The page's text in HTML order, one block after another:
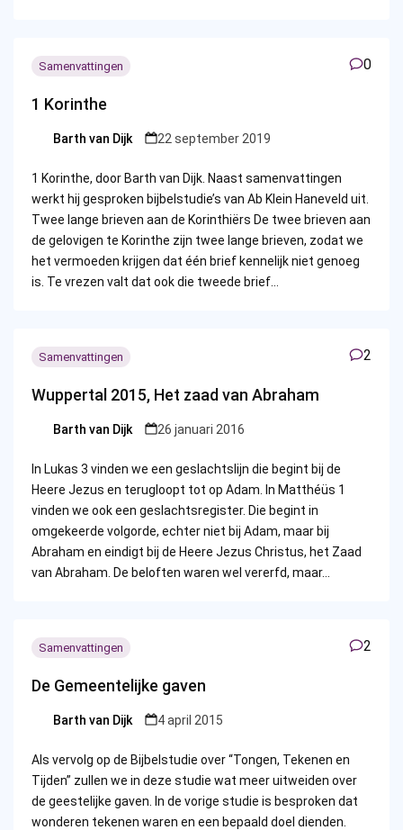
Samenvattingen 0
1 Korinthe
Posted
Barth van Dijk 22 september 2019
1 Korinthe, door Barth van Dijk. Naast samenvattingen
werkt hij gesproken bijbelstudie’s van Ab Klein Haneveld uit.
Twee lange brieven aan de Korinthiërs De twee brieven aan
de gelovigen te Korinthe zijn twee lange brieven, zodat we
het vermoeden krijgen dat één brief kennelijk niet genoeg
is. Te vrezen valt dat ook die tweede brief…
Samenvattingen 2
Wuppertal 2015, Het zaad van Abraham
Posted
Barth van Dijk 26 januari 2016
In Lukas 3 vinden we een geslachtslijn die begint bij de
Heere Jezus en terugloopt tot op Adam. In Matthéüs 1
vinden we ook een geslachtsregister. Die begint in
omgekeerde volgorde, echter niet bij Adam, maar bij
Abraham en eindigt bij de Heere Jezus Christus, het Zaad
van Abraham. De beloften waren wel vererfd, maar…
Samenvattingen 2
De Gemeentelijke gaven
Posted
Barth van Dijk 4 april 2015
Als vervolg op de Bijbelstudie over “Tongen, Tekenen en
Tijden” zullen we in deze studie wat meer uitweiden over
de geestelijke gaven. In de vorige studie is besproken dat
wonderen tekenen waren en een bepaald doel dienden.